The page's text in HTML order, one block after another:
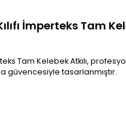
İmperteks Tam
Tam Kelebek Atkılı,
güvencesiyle tasarlanmıştır.